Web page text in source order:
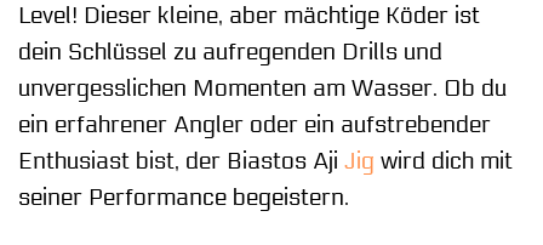
Level! Dieser kleine, aber mächtige Köder ist
dein Schlüssel zu aufregenden Drills und
unvergesslichen Momenten am Wasser. Ob du
ein erfahrener Angler oder ein aufstrebender
Enthusiast bist, der Biastos Aji Jig wird dich mit
seiner Performance begeistern.